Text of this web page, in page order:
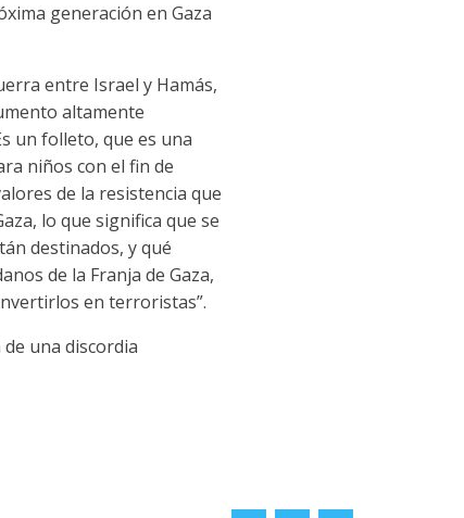
generación en Gaza
entre Israel y Hamás,
altamente
un folleto, que es una
niños con el fin de
de la resistencia que
lo que significa que se
destinados, y qué
de la Franja de Gaza,
en terroristas”.
una discordia